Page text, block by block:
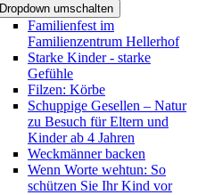
Dropdown umschalten
Familienfest im
Familienzentrum Hellerhof
Starke Kinder - starke
Gefühle
Filzen: Körbe
Schuppige Gesellen – Natur
zu Besuch für Eltern und
Kinder ab 4 Jahren
Weckmänner backen
Wenn Worte wehtun: So
schützen Sie Ihr Kind vor